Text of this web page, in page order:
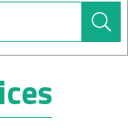
Cerca
nel
sito